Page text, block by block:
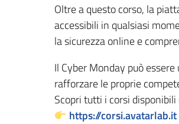
Oltre a questo corso, la
accessibili in qualsiasi
la sicurezza online e
Il Cyber Monday può
rafforzare le proprie
Scopri tutti i corsi
https://corsi.avatarlab.it